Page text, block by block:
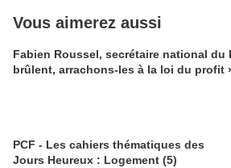
Vous aimerez aussi
Fabien Roussel, secrétaire national du
brûlent, arrachons-les à la loi du profit
PCF - Les cahiers thématiques des
Jours Heureux : Logement (5)